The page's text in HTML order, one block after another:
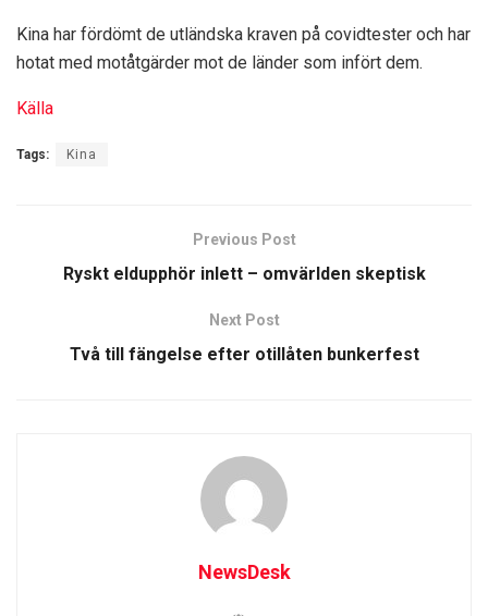
Kina har fördömt de utländska kraven på covidtester och har
hotat med motåtgärder mot de länder som infört dem.
Källa
Tags: Kina
Previous Post
Ryskt eldupphör inlett – omvärlden skeptisk
Next Post
Två till fängelse efter otillåten bunkerfest
NewsDesk